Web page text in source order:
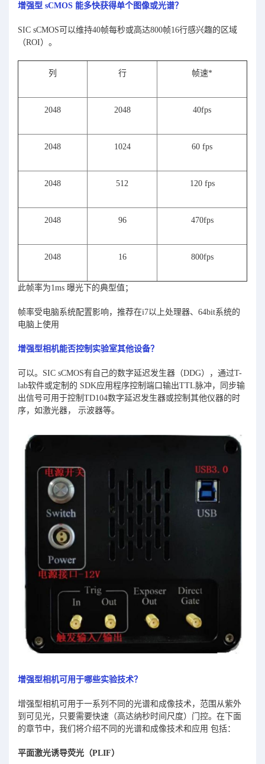
增强型 sCMOS 能多快获得单个图像或光谱？
SIC sCMOS可以维持40帧每秒或高达800帧16行感兴趣的区域
（ROI）。
列 行 帧速*
2048 2048 40fps
2048 1024 60 fps
2048 512 120 fps
2048 96 470fps
2048 16 800fps
此帧率为1ms 曝光下的典型值；
帧率受电脑系统配置影响，推荐在i7以上处理器、64bit系统的
电脑上使用
增强型相机能否控制实验室其他设备？
可以。SIC sCMOS有自己的数字延迟发生器（DDG），通过T-
lab软件或定制的 SDK应用程序控制端口输出TTL脉冲，同步输
出信号可用于控制TD104数字延迟发生器或控制其他仪器的时
序，如激光器， 示波器等。
增强型相机可用于哪些实验技术？
增强型相机可用于一系列不同的光谱和成像技术，范围从紫外
到可见光，只要需要快速（高达纳秒时间尺度）门控。在下面
的章节中，我们将介绍不同的光谱和成像技术和应用 包括：
平面激光诱导荧光（PLIF）